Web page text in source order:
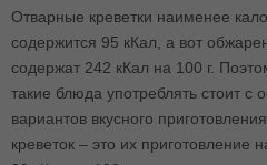
Отварные креветки наименее
содержится 95 кКал, а вот
содержат 242 кКал на 100 г.
такие блюда употреблять стоит с
вариантов вкусного
креветок – это их приготовление